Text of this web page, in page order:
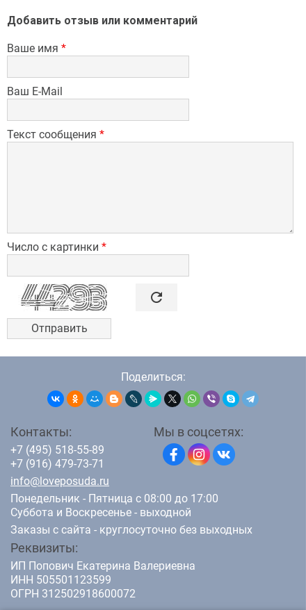
Добавить отзыв или комментарий
Ваше имя *
Ваш E-Mail
Текст сообщения *
Число с картинки *
 refresh
Поделиться:
Контакты:
+7 (495) 518-55-89
+7 (916) 479-73-71
info@loveposuda.ru
Понедельник - Пятница с 08:00 до 17:00
Суббота и Воскресенье - выходной
Заказы с сайта - круглосуточно без выходных
Реквизиты:
ИП Попович Екатерина Валериевна
ИНН 505501123599
ОГРН 312502918600072
Мы в соцсетях: